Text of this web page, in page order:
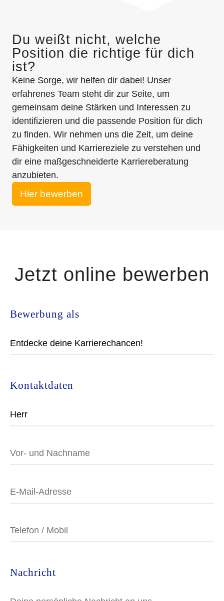
Du weißt nicht, welche
Position die richtige für dich
ist?
Keine Sorge, wir helfen dir dabei! Unser
erfahrenes Team steht dir zur Seite, um
gemeinsam deine Stärken und Interessen zu
identifizieren und die passende Position für dich
zu finden. Wir nehmen uns die Zeit, um deine
Fähigkeiten und Karriereziele zu verstehen und
dir eine maßgeschneiderte Karriereberatung
anzubieten.
Hier bewerben
Jetzt online bewerben
Bewerbung als
Kontaktdaten
Nachricht